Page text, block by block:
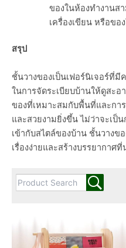
ของในห้องทำงานส
เครื่องเขียน หรือขอ
สรุป
ชั้นวางของเป็นเฟอร์นิเจอร์ที่
ในการจัดระเบียบบ้านให้ดูสะอ
ของที่เหมาะสมกับพื้นที่และกา
และสวยงามยิ่งขึ้น ไม่ว่าจะเป็
เข้ากับสไตล์ของบ้าน ชั้นวางข
เรื่องง่ายและสร้างบรรยากาศ